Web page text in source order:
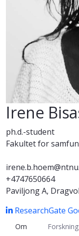
Irene
ph.d.-student
Fakultet for
+4747650664
Paviljong A,
ResearchGate
Om Forskning